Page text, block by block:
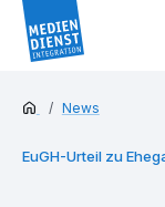
News
EuGH-Urteil zu